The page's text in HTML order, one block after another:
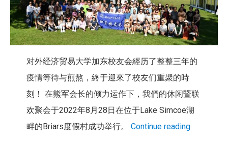
对外经济贸易大学加东校友会經历了整整三年的
疫情等待与煎熬， 終于迎來了校友们重聚的時
刻！ 在熊军会长的倾力运作下， 我們的休闲暨联
欢聚会于2022年8月28日在位于Lake Simcoe湖
畔的Briars度假村成功举行。 Continue reading